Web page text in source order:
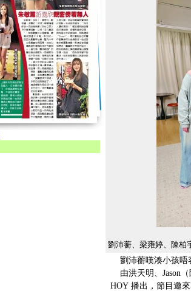
劉沛蘅、梁雍婷、陳柏
劉沛蘅嘆湊小孩唔
由洪天明、Jason
HOY 播出，節目邀